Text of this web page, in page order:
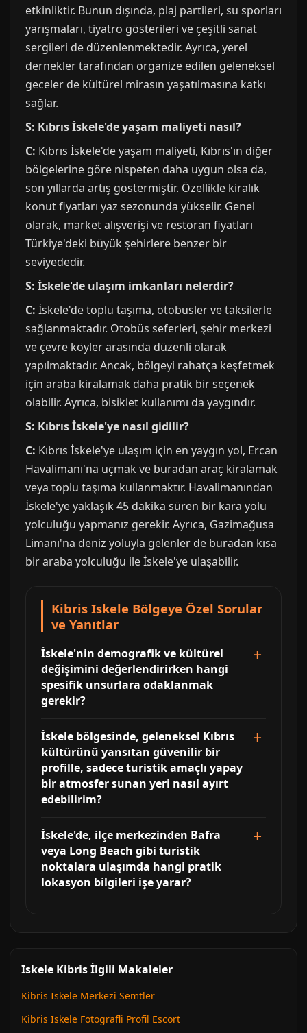
etkinliktir. Bunun dışında, plaj partileri, su sporları
yarışmaları, tiyatro gösterileri ve çeşitli sanat
sergileri de düzenlenmektedir. Ayrıca, yerel
dernekler tarafından organize edilen geleneksel
geceler de kültürel mirasın yaşatılmasına katkı
sağlar.
S: Kıbrıs İskele'de yaşam maliyeti nasıl?
C: Kıbrıs İskele'de yaşam maliyeti, Kıbrıs'ın diğer
bölgelerine göre nispeten daha uygun olsa da,
son yıllarda artış göstermiştir. Özellikle kiralık
konut fiyatları yaz sezonunda yükselir. Genel
olarak, market alışverişi ve restoran fiyatları
Türkiye'deki büyük şehirlere benzer bir
seviyededir.
S: İskele'de ulaşım imkanları nelerdir?
C: İskele'de toplu taşıma, otobüsler ve taksilerle
sağlanmaktadır. Otobüs seferleri, şehir merkezi
ve çevre köyler arasında düzenli olarak
yapılmaktadır. Ancak, bölgeyi rahatça keşfetmek
için araba kiralamak daha pratik bir seçenek
olabilir. Ayrıca, bisiklet kullanımı da yaygındır.
S: Kıbrıs İskele'ye nasıl gidilir?
C: Kıbrıs İskele'ye ulaşım için en yaygın yol, Ercan
Havalimanı'na uçmak ve buradan araç kiralamak
veya toplu taşıma kullanmaktır. Havalimanından
İskele'ye yaklaşık 45 dakika süren bir kara yolu
yolculuğu yapmanız gerekir. Ayrıca, Gazimağusa
Limanı'na deniz yoluyla gelenler de buradan kısa
bir araba yolculuğu ile İskele'ye ulaşabilir.
Kibris Iskele Bölgeye Özel Sorular
ve Yanıtlar
İskele'nin demografik ve kültürel
değişimini değerlendirirken hangi
spesifik unsurlara odaklanmak
gerekir?
İskele bölgesinde, geleneksel Kıbrıs
kültürünü yansıtan güvenilir bir
profille, sadece turistik amaçlı yapay
bir atmosfer sunan yeri nasıl ayırt
edebilirim?
İskele'de, ilçe merkezinden Bafra
veya Long Beach gibi turistik
noktalara ulaşımda hangi pratik
lokasyon bilgileri işe yarar?
Iskele Kibris İlgili Makaleler
Kibris Iskele Merkezi Semtler
Kibris Iskele Fotografli Profil Escort